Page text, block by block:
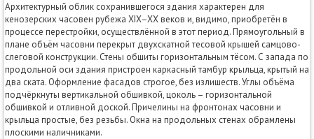
Архитектурный облик сохранившегося здания характерен для
кенозерских часовен рубежа XIX–XX веков и, видимо, приобретён в
процессе перестройки, осуществлённой в этот период. Прямоугольный в
плане объём часовни перекрыт двухскатной тесовой крышей самцово-
слеговой конструкции. Стены обшиты горизонтальным тёсом. С запада по
продольной оси здания пристроен каркасный тамбур крыльца, крытый на
два ската. Оформление фасадов строгое, без излишеств. Углы объёма
подчёркнуты вертикальной обшивкой, цоколь – горизонтальной
обшивкой и отливной доской. Причелины на фронтонах часовни и
крыльца простые, без резьбы. Окна на продольных стенах обрамлены
плоскими наличниками.